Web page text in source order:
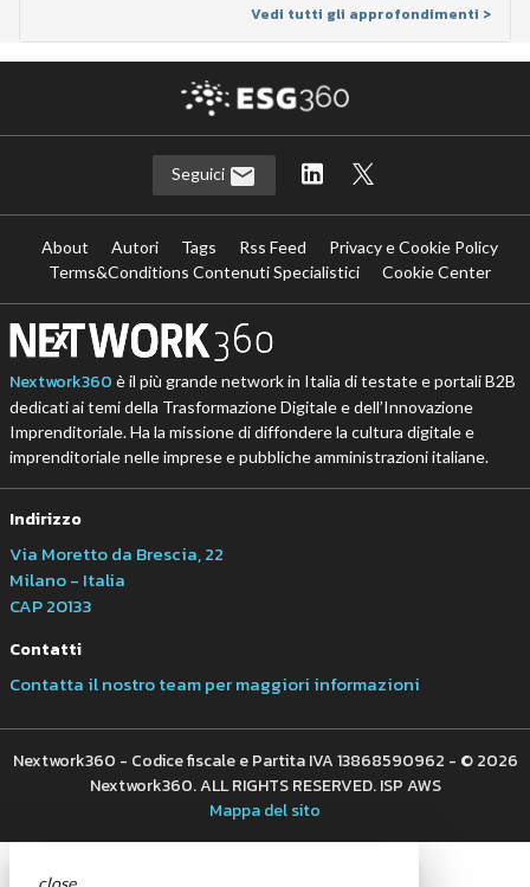
Vedi tutti gli approfondimenti >
Seguici
About Autori Tags Rss Feed
Privacy e Cookie Policy
Terms&Conditions Contenuti Specialistici
Cookie Center
Nextwork360 è il più grande network in Italia di testate e portali B2B
dedicati ai temi della Trasformazione Digitale e dell’Innovazione
Imprenditoriale. Ha la missione di diffondere la cultura digitale e
imprenditoriale nelle imprese e pubbliche amministrazioni italiane.
Indirizzo
Via Moretto da Brescia, 22
Milano - Italia
CAP 20133
Contatti
Contatta il nostro team per maggiori informazioni
Nextwork360 - Codice fiscale e Partita IVA 13868590962 - © 2026
Nextwork360. ALL RIGHTS RESERVED. ISP AWS
Mappa del sito
close